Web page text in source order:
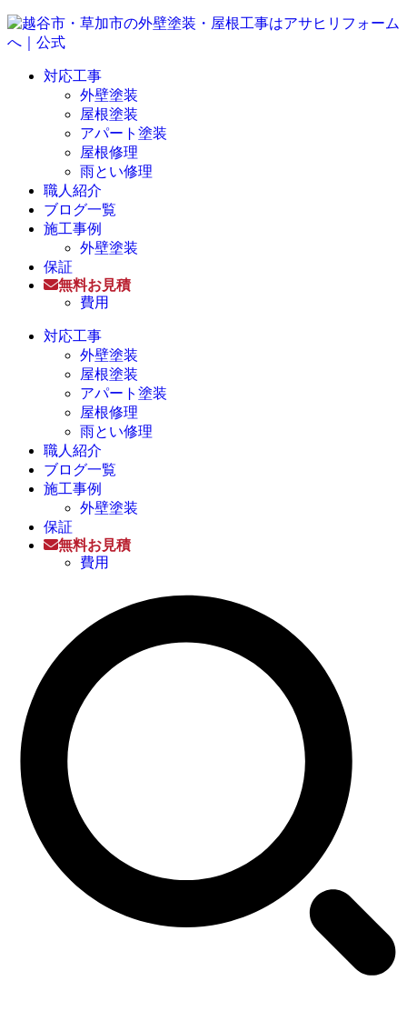
対応工事
外壁塗装
屋根塗装
アパート塗装
屋根修理
雨とい修理
職人紹介
ブログ一覧
施工事例
外壁塗装
保証
無料お見積
費用
対応工事
外壁塗装
屋根塗装
アパート塗装
屋根修理
雨とい修理
職人紹介
ブログ一覧
施工事例
外壁塗装
保証
無料お見積
費用